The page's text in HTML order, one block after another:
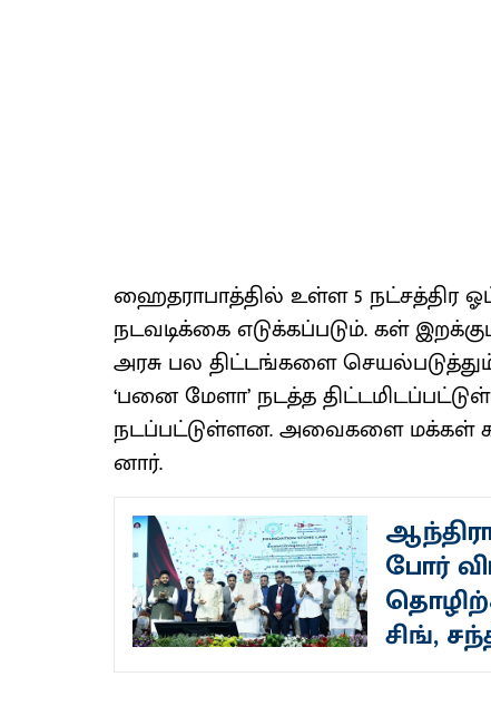
ஹைத​ரா​பாத்​தில் உள்ள 5 நட்​சத்​திர
நடவடிக்கை எடுக்​கப்​படும். கள்
அரசு பல திட்​டங்​களை
‘பனை மேளா’ நடத்த
நடப்​பட்​டுள்​ளன. அவை​களை மக்​கள்
னார்​.
போர்
சிங்,